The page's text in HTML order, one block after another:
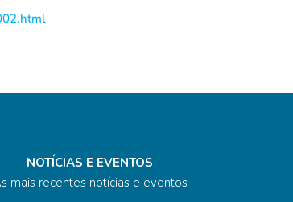
NOTÍCIAS E EVENTOS
mais recentes notícias e eventos